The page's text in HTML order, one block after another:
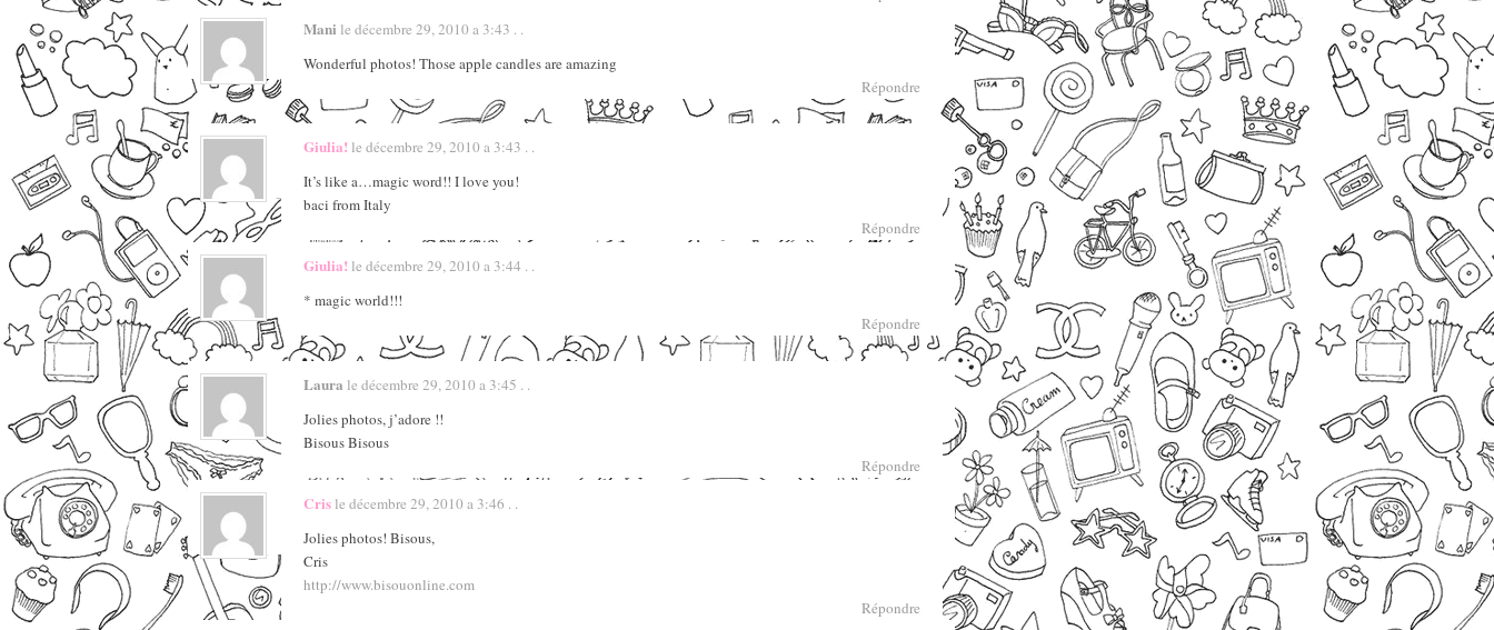
Mani le décembre 29, 2010 a 3:43 . .
Wonderful photos! Those apple candles are amazing
Répondre
Giulia! le décembre 29, 2010 a 3:43 . .
It’s like a…magic word!! I love you!
baci from Italy
Répondre
Giulia! le décembre 29, 2010 a 3:44 . .
* magic world!!!
Répondre
Laura le décembre 29, 2010 a 3:45 . .
Jolies photos, j’adore !!
Bisous Bisous
Répondre
Cris le décembre 29, 2010 a 3:46 . .
Jolies photos! Bisous,
Cris
http://www.bisouonline.com
Répondre